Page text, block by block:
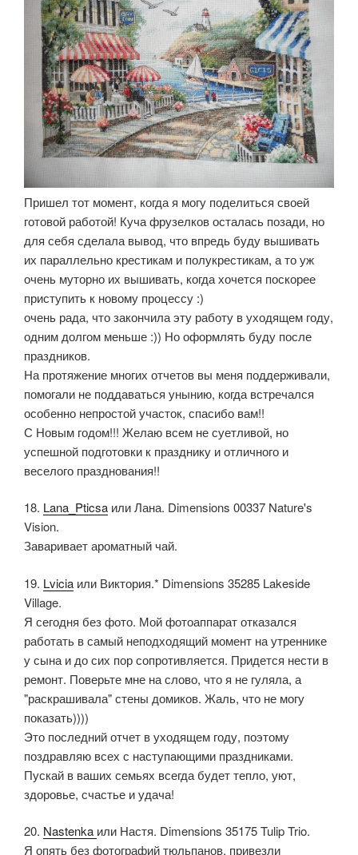
Пришел тот момент, когда я могу поделиться своей
готовой работой! Куча фрузелков осталась позади, но
для себя сделала вывод, что впредь буду вышивать
их параллельно крестикам и полукрестикам, а то уж
очень муторно их вышивать, когда хочется поскорее
приступить к новому процессу :)
очень рада, что закончила эту работу в уходящем году,
одним долгом меньше :)) Но оформлять буду после
праздников.
На протяжение многих отчетов вы меня поддерживали,
помогали не поддаваться унынию, когда встречался
особенно непростой участок, спасибо вам!!
С Новым годом!!! Желаю всем не суетливой, но
успешной подготовки к празднику и отличного и
веселого празднования!!
18. Lana_Pticsa или Лана. Dimensions 00337 Nature's
Vision.
Заваривает ароматный чай.
19. Lvicia или Виктория.* Dimensions 35285 Lakeside
Village.
Я сегодня без фото. Мой фотоаппарат отказался
работать в самый неподходящий момент на утреннике
у сына и до сих пор сопротивляется. Придется нести в
ремонт. Поверьте мне на слово, что я не гуляла, а
"раскрашивала" стены домиков. Жаль, что не могу
показать))))
Это последний отчет в уходящем году, поэтому
поздравляю всех с наступающими праздниками.
Пускай в ваших семьях всегда будет тепло, уют,
здоровье, счастье и удача!
20. Nastenka или Настя. Dimensions 35175 Tulip Trio.
Я опять без фотографий тюльпанов, привезли